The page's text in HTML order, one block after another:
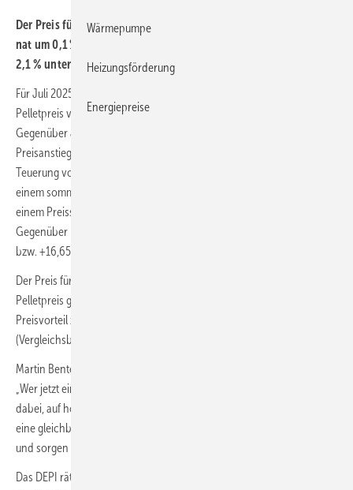
Der Preis für Holz­pellets ist im Juli 2025 gegen­über dem Vor­mo­
nat um 0,1 % auf 302,69 Euro/t ge­stiegen und liegt da­mit ak­tu­ell
2,1 % unter dem 12-Monats­durch­schnitt von 309,12 Euro/t.
Für Juli 2025 hat das Deutsche Pelletinstitut (
Pelletpreis von 302,69 Euro/t als Bundesdurchschnitt ermittelt.
Gegenüber Juni 2025 entspricht das einem lediglich rechnerischen
Preisanstieg von 0,1 % und gegenüber dem Vorjahresmonat einer
Teuerung von 7,7 % (Juli 2024: 280,99 Euro/t). Der Preistrend mit
einem sommerlichen Minimum ist saisontypisch, allerdings auf nach
einem Preissprung im 1. Quartal 2025 auf einem erhöhten Niveau:
Gegenüber Dezember 2024 liegt die Teuerung im Juli 2025 bei 5,8 %
bzw. +16,65 Euro/t.
Der Preis für eine Kilowattstunde Wärme aus im Juli 2025 zum DEPI-
Pelletpreis gekauften Pellets beträgt 6,05 Ct/kWh. Damit gibt es einen
Preisvorteil zu einem aktuellen Heizöleinkauf von rund 34 %
(Vergleichsbasis siehe Grafik).
Martin Bentele, Geschäftsführer des DEPI zur aktuellen Marktsituation:
„Wer jetzt einkauft, profitiert von günstigen Konditionen. Wichtig ist
dabei, auf hohe Qualität zu achten. Nur ENplus-Pellets garantieren
eine gleichbleibend saubere Verbrennung, schonen die Heizanlage
und sorgen langfristig für niedrige Betriebskosten.“
Das DEPI rät Kunden, ihr Pelletlager einmal im Jahr richtig zu leeren,
Wärmepumpe
Heizungsförderung
Energiepreise